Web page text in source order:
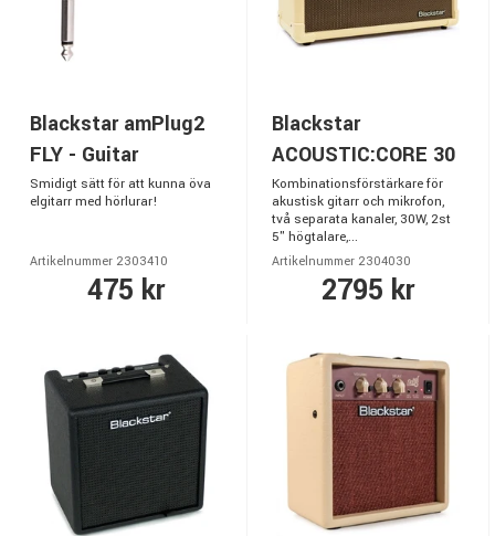
Blackstar amPlug2
FLY - Guitar
Smidigt sätt för att kunna öva
elgitarr med hörlurar!
Artikelnummer 2303410
475 kr
Blackstar
ACOUSTIC:CORE 30
Kombinationsförstärkare för
akustisk gitarr och mikrofon,
två separata kanaler, 30W, 2st
5" högtalare,...
Artikelnummer 2304030
2795 kr